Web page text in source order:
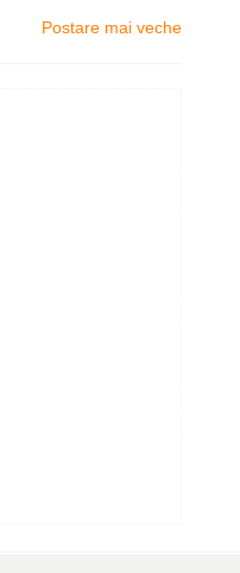
Postare mai veche